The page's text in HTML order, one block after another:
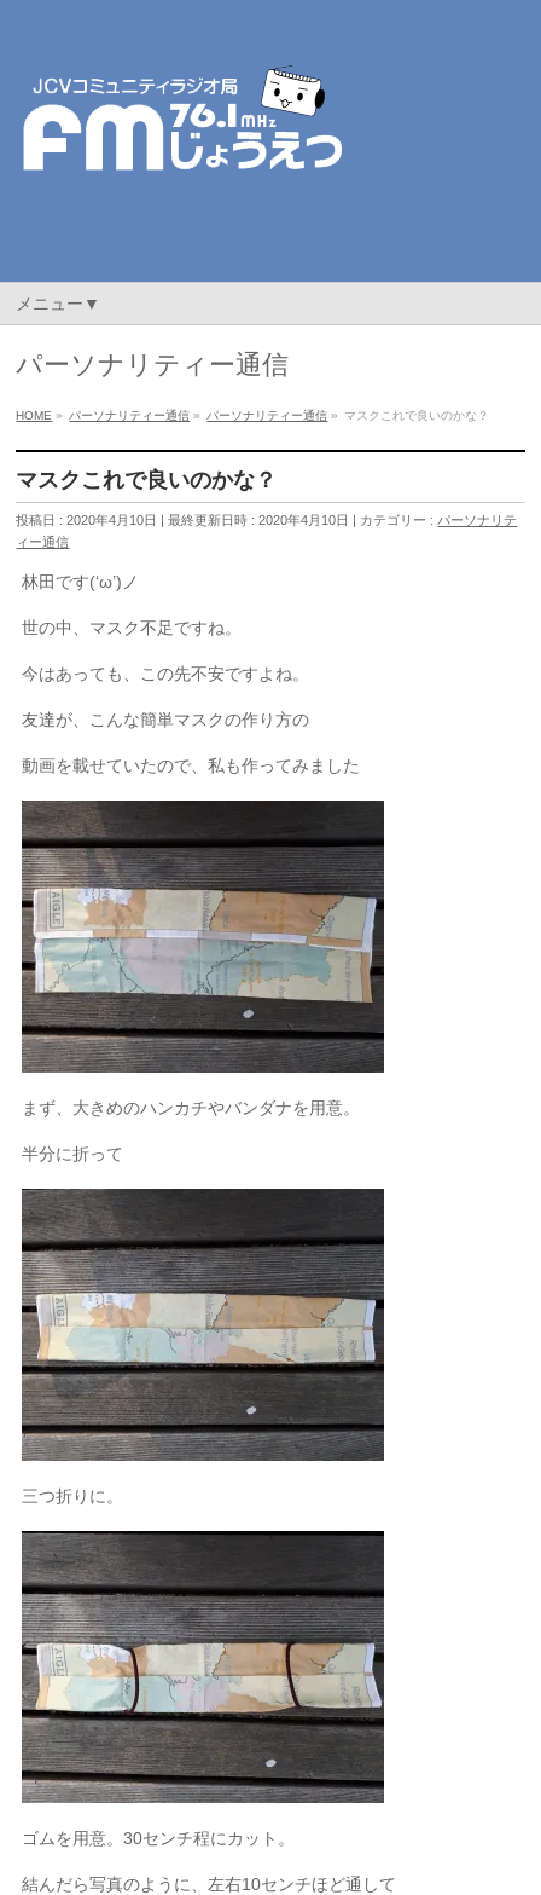
メニュー▼
パーソナリティー通信
HOME » パーソナリティー通信 » パーソナリティー通信 » マスクこれで良いのかな？
マスクこれで良いのかな？
投稿日 : 2020年4月10日 最終更新日時 : 2020年4月10日 カテゴリー : パーソナリテ
ィー通信
林田です(‘ω’)ノ
世の中、マスク不足ですね。
今はあっても、この先不安ですよね。
友達が、こんな簡単マスクの作り方の
動画を載せていたので、私も作ってみました
まず、大きめのハンカチやバンダナを用意。
半分に折って
三つ折りに。
ゴムを用意。30センチ程にカット。
結んだら写真のように、左右10センチほど通して